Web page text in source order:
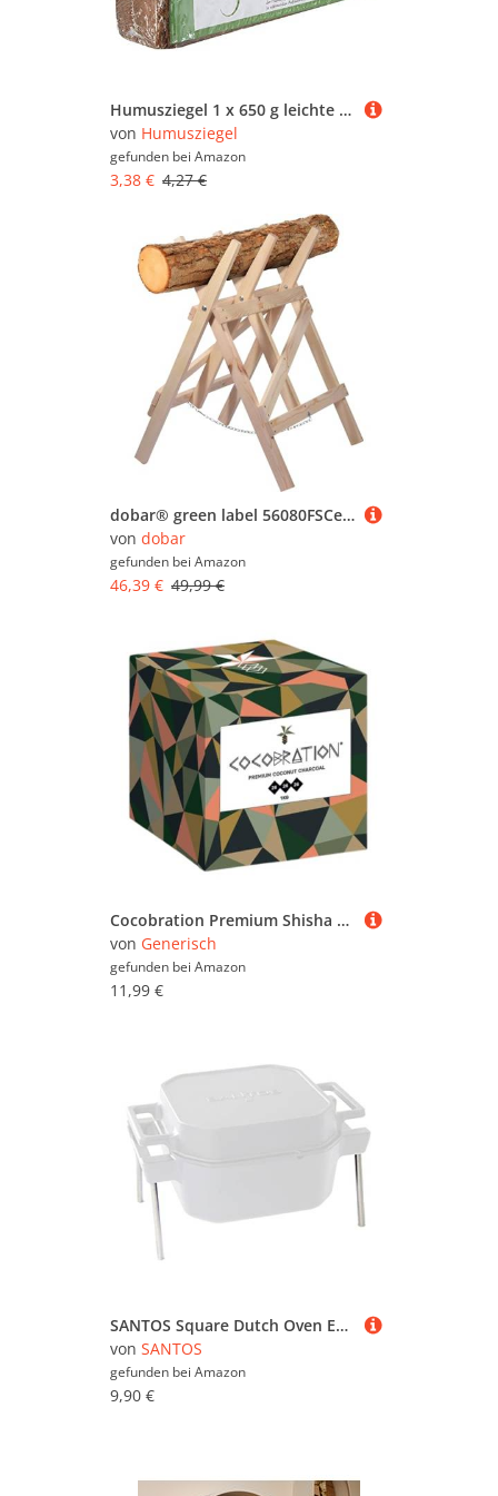
Humusziegel 1 x 650 g leichte torffreie Blumenerde Kokoserde Kokosfaser Brikett Kokosfasersubstrat Blumenerde Kokos Anzuchterde Aussaaterde Pflanzerde Kokoshumus für Beet und Blumenkasten
von Humusziegel
gefunden bei Amazon
3,38 € 4,27 €
dobar® green label 56080FSCe Sägebock klappbar | Sägehilfe Massivholz | Sägegestell für Kaminholz | Holzsägebock bis 25cm Ø | Kiefer | 64 x 64 x 94 cm
von dobar
gefunden bei Amazon
46,39 € 49,99 €
Cocobration Premium Shisha Kohle Kokoskohle Naturkohle Kokosnuss und BBQ Kokos Coal Briketts für Wasserpfeife & Grill Würfel Kohlen & Grillkohle mit Langer Brenndauer (26er, 1kg)
von Generisch
gefunden bei Amazon
11,99 €
SANTOS Square Dutch Oven Edelstahl Füße - 13cm lange Füße - perfekt zum DOpfen über Holzkohle, Briketts & auf offenem Feuer - einfache Montage - 4 Stk
von SANTOS
gefunden bei Amazon
9,90 €